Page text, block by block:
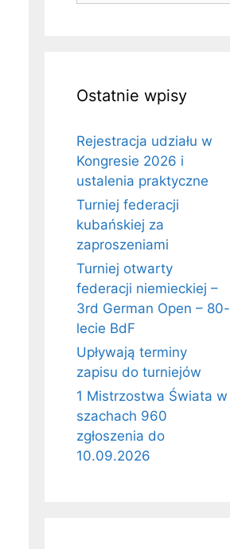
Ostatnie wpisy
Rejestracja udziału w
Kongresie 2026 i
ustalenia praktyczne
Turniej federacji
kubańskiej za
zaproszeniami
Turniej otwarty
federacji niemieckiej –
3rd German Open – 80-
lecie BdF
Upływają terminy
zapisu do turniejów
1 Mistrzostwa Świata w
szachach 960
zgłoszenia do
10.09.2026